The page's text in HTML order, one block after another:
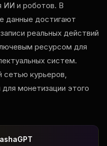
ИИ и роботов. В
данные достигают
реальных действий
ресурсом для
систем.
сетью курьеров,
для монетизации этого